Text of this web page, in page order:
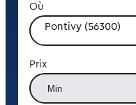
Où
Pontivy (56300)
Prix